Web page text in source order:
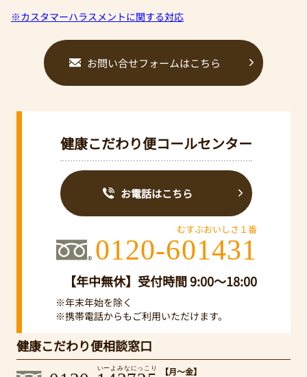
※カスタマーハラスメントに関する対応
お問い合せフォームはこちら
健康こだわり便コールセンター
お電話はこちら
むすぶおいしさ１番
0120-601431
【年中無休】受付時間 9:00～18:00
※年末年始を除く
※携帯電話からもご利用いただけます。
健康こだわり便相談窓口
いーよみなにっこり
【月～金】